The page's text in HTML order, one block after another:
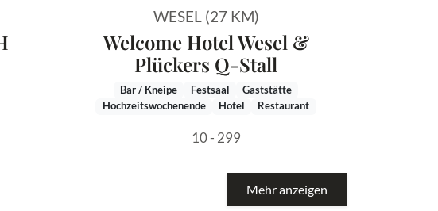
WESEL (27 KM)
Welcome Hotel Wesel &
Plückers Q-Stall
Bar / Kneipe Festsaal
Gaststätte
Hochzeitswochenende
Hotel Restaurant
10 - 299
Mehr anzeigen